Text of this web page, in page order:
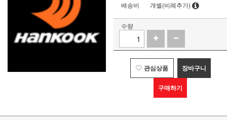
배송비
개별(비례추가)
수량
관심상품 장바구니
구매하기